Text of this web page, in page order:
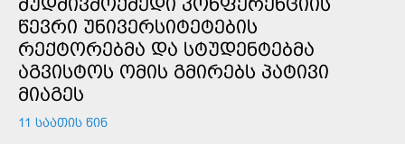
ᲛᲣᲓᲛᲘᲕᲛᲝᲥᲛᲔᲓᲘ ᲙᲝᲜᲤᲔᲠᲔᲜᲪᲘᲘᲡ
ᲬᲔᲕᲠᲘ ᲣᲜᲘᲕᲔᲠᲡᲘᲢᲔᲢᲔᲑᲘᲡ
ᲠᲔᲥᲢᲝᲠᲔᲑᲛᲐ ᲓᲐ ᲡᲢᲣᲓᲔᲜᲢᲔᲑᲛᲐ
ᲐᲒᲕᲘᲡᲢᲝᲡ ᲝᲛᲘᲡ ᲒᲛᲘᲠᲔᲑᲡ ᲞᲐᲢᲘᲕᲘ
ᲛᲘᲐᲒᲔᲡ
11 ᲡᲐᲐᲗᲘᲡ ᲬᲘᲜ